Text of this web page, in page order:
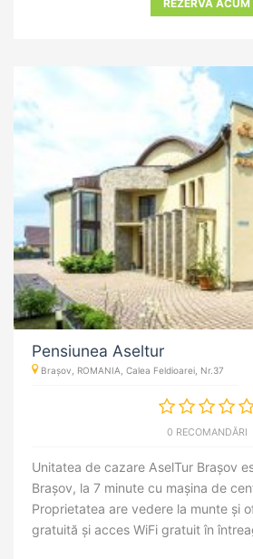
REZERVĂ ACUM
Pensiunea Aseltur
Brașov, ROMANIA, Calea Feldioarei, Nr.37
0 RECOMANDĂRI
Unitatea de cazare AselTur Brașov
Brașov, la 7 minute cu mașina de
Proprietatea are vedere la munte și
gratuită și acces WiFi gratuit în